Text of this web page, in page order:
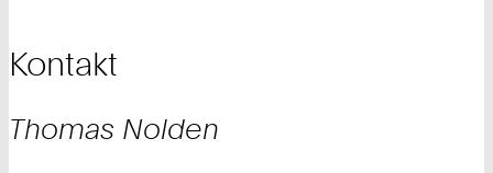
Kontakt
Thomas Nolden